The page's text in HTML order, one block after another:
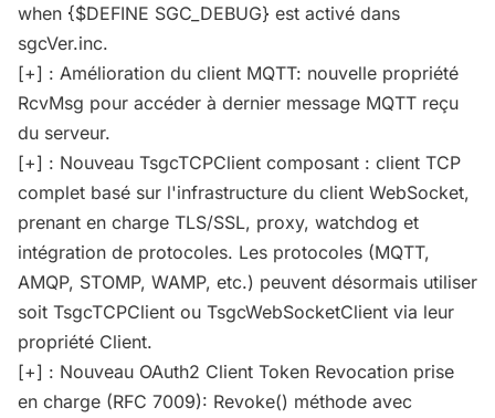
when {$DEFINE SGC_DEBUG} est activé dans
sgcVer.inc.
[+] : Amélioration du client MQTT: nouvelle propriété
RcvMsg pour accéder à dernier message MQTT reçu
du serveur.
[+] : Nouveau TsgcTCPClient composant : client TCP
complet basé sur l'infrastructure du client WebSocket,
prenant en charge TLS/SSL, proxy, watchdog et
intégration de protocoles. Les protocoles (MQTT,
AMQP, STOMP, WAMP, etc.) peuvent désormais utiliser
soit TsgcTCPClient ou TsgcWebSocketClient via leur
propriété Client.
[+] : Nouveau OAuth2 Client Token Revocation prise
en charge (RFC 7009): Revoke() méthode avec